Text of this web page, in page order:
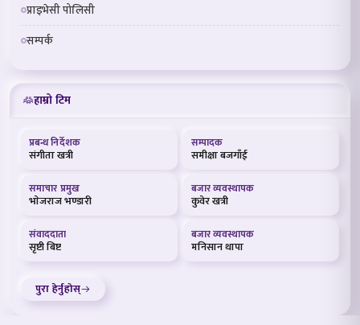
प्राइभेसी पोलिसी
सम्पर्क
हाम्रो टिम
प्रबन्ध निर्देशक
संगीता खत्री
सम्पादक
समीक्षा बजगाँई
समाचार प्रमुख
भाेजराज भण्डारी
बजार व्यवस्थापक
कुवेर खत्री
संवाददाता
सृष्टी बिष्ट
बजार व्यवस्थापक
मनिसान थापा
पुरा हेर्नुहोस्